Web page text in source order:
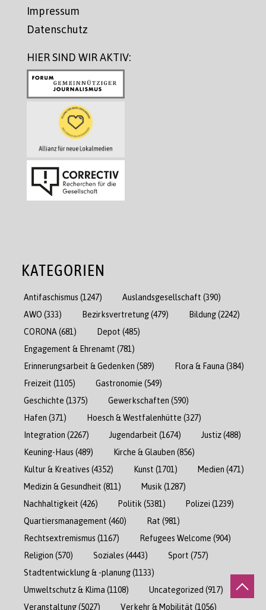
Impressum
Datenschutz
HIER SIND WIR AKTIV:
KATEGORIEN
Antifaschismus (1247) Auslandsgesellschaft (390)
AWO (333) Bezirksvertretung(479) Bildung(2242)
CORONA (681) Depot (485)
Engagement & Ehrenamt (781)
Erinnerungsarbeit & Gedenken (589) Flora & Fauna (384)
Freizeit (1105) Gastronomie (549)
Geschichte (1375) Gewerkschaften (590)
Hafen (371) Hoesch & Westfalenhütte (327)
Integration (2267) Jugendarbeit (1674) Justiz(488)
Keuning-Haus (489) Kirche & Glauben (856)
Kultur & Kreatives (4352) Kunst (1701) Medien (471)
Medizin & Gesundheit (811) Musik (1287)
Nachhaltigkeit (426) Politik (5381) Polizei (1239)
Quartiersmanagement (460) Rat (981)
Rechtsextremismus (1167) Refugees Welcome (904)
Religion (570) Soziales (4443) Sport (757)
Stadtentwicklung & -planung(1133)
Umweltschutz & Klima (1108) Uncategorized (917)
Veranstaltung(5027) Verkehr & Mobilität (1056)